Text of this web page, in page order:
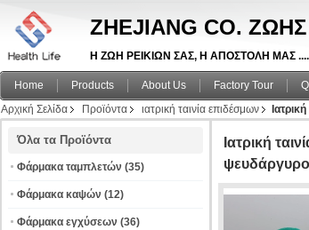
ZHEJIANG CO.
Η ΖΩΗ ΡΕΙΚΙΩΝ ΣΑΣ, Η ΑΠΟΣΤΟΛΗ ΜΑΣ
Home
Products About Us Factory Tour
Αρχική Σελίδα
Προϊόντα ιατρική ταινία επιδέσμων
Όλα τα Προϊόντα
Φάρμακα ταμπλετών (35)
Φάρμακα καψών (12)
Φάρμακα εγχύσεων (36)
Ιατρική